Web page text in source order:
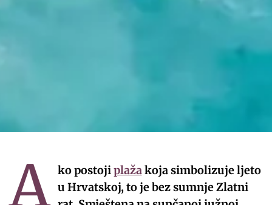
A ko postojiplažakoja simbolizuje ljeto
u Hrvatskoj, to je bez sumnje Zlatni